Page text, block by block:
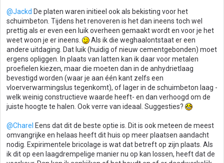
@Jackd De platen waren initieel ook als bekisting voor het
schuimbeton. Tijdens het renoveren is het dan ineens toch wel
prettig als er even een luik overheen gemaakt wordt en voor je het
weet woon je er ineens.
Als ik die weghaalontstaat er een
andere uitdaging. Dat luik (huidig of nieuw cementgebonden) moet
ergens opliggen. In plaats van latten kan ik daar voor metalen
proefielen kiezen, maar die moeten dan in de anhydrietlaag
bevestigd worden (waar je aan één kant zelfs een
vloerverwarmingslus tegenkomt), of lager in de schuimbeton laag -
welk weinig constructieve waarde heeft- en dan verhoogd om de
juiste hoogte te halen. Ook verre van ideaal. Suggesties?
@Charel Eens dat dit de beste optie is. Dit is ook meteen de meest
omvangrijke en helaas heeft dit huis op meer plaatsen aandacht
nodig. Expirimentele bricolage is wat dat betreft op zijn plaats. Als
ik dit op een laagdrempelige manier nu op kan lossen, heeft dat de